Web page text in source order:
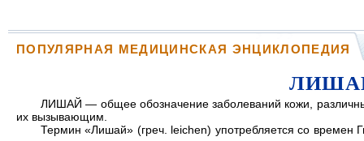
ПОПУЛЯРНАЯ МЕДИЦИНСКАЯ ЭНЦИКЛОПЕДИЯ
ЛИШАЙ — общее обозначение заболеваний кожи,
их вызывающим.
Термин «Лишай» (греч. leichen) употребляется со времен